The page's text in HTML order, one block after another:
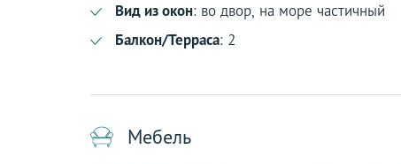
Вид из окон: во двор, на море частичный
Балкон/Терраса: 2
Мебель